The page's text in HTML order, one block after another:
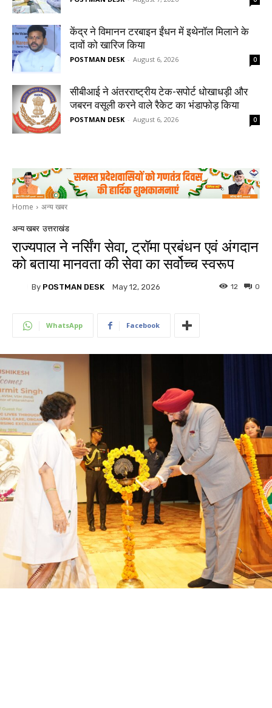
केंद्र ने विमानन टरबाइन ईंधन में इथेनॉल मिलाने के
दावों को खारिज किया
POSTMAN DESK - August 6, 2026 0
सीबीआई ने अंतरराष्ट्रीय टेक-सपोर्ट धोखाधड़ी और
जबरन वसूली करने वाले रैकेट का भंडाफोड़ किया
POSTMAN DESK - August 6, 2026 0